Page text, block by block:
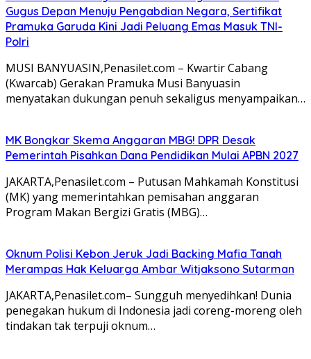
Gugus Depan Menuju Pengabdian Negara, Sertifikat
Pramuka Garuda Kini Jadi Peluang Emas Masuk TNI-
Polri
MUSI BANYUASIN,Penasilet.com – Kwartir Cabang
(Kwarcab) Gerakan Pramuka Musi Banyuasin
menyatakan dukungan penuh sekaligus menyampaikan…
MK Bongkar Skema Anggaran MBG! DPR Desak
Pemerintah Pisahkan Dana Pendidikan Mulai APBN 2027
JAKARTA,Penasilet.com – Putusan Mahkamah Konstitusi
(MK) yang memerintahkan pemisahan anggaran
Program Makan Bergizi Gratis (MBG)…
Oknum Polisi Kebon Jeruk Jadi Backing Mafia Tanah
Merampas Hak Keluarga Ambar Witjaksono Sutarman
JAKARTA,Penasilet.com– Sungguh menyedihkan! Dunia
penegakan hukum di Indonesia jadi coreng-moreng oleh
tindakan tak terpuji oknum…